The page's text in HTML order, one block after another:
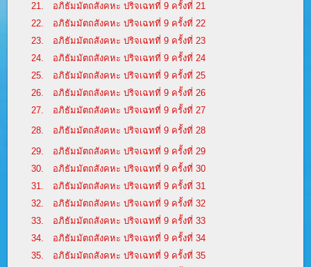
21.
อภิธัมมัตถสังคหะ ปริจเฉทที่ 9 ครั้งที่ 21
22.
อภิธัมมัตถสังคหะ ปริจเฉทที่ 9 ครั้งที่ 22
23.
อภิธัมมัตถสังคหะ ปริจเฉทที่ 9 ครั้งที่ 23
24.
อภิธัมมัตถสังคหะ ปริจเฉทที่ 9 ครั้งที่ 24
25.
อภิธัมมัตถสังคหะ ปริจเฉทที่ 9 ครั้งที่ 25
26.
อภิธัมมัตถสังคหะ ปริจเฉทที่ 9 ครั้งที่ 26
27.
อภิธัมมัตถสังคหะ ปริจเฉทที่ 9 ครั้งที่ 27
28.
อภิธัมมัตถสังคหะ ปริจเฉทที่ 9 ครั้งที่ 28
29.
อภิธัมมัตถสังคหะ ปริจเฉทที่ 9 ครั้งที่ 29
30.
อภิธัมมัตถสังคหะ ปริจเฉทที่ 9 ครั้งที่ 30
31.
อภิธัมมัตถสังคหะ ปริจเฉทที่ 9 ครั้งที่ 31
32.
อภิธัมมัตถสังคหะ ปริจเฉทที่ 9 ครั้งที่ 32
33.
อภิธัมมัตถสังคหะ ปริจเฉทที่ 9 ครั้งที่ 33
34.
อภิธัมมัตถสังคหะ ปริจเฉทที่ 9 ครั้งที่ 34
35.
อภิธัมมัตถสังคหะ ปริจเฉทที่ 9 ครั้งที่ 35